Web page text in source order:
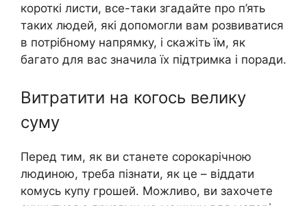
короткі листи, все-таки згадайте про п’ять
таких людей, які допомогли вам розвиватися
в потрібному напрямку, і скажіть їм, як
багато для вас значила їх підтримка і поради.
Витратити на когось велику
суму
Перед тим, як ви станете сорокарічною
людиною, треба пізнати, як це – віддати
комусь купу грошей. Можливо, ви захочете